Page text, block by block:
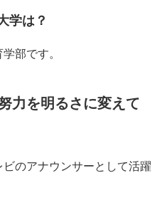
学は？
部です。
力を明るさに変えて
のアナウンサーとして活躍